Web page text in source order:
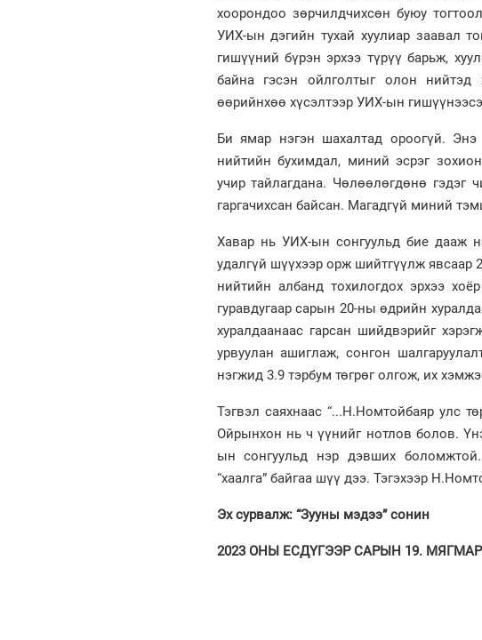
хоорондоо зөрчилдчихсөн буюу
УИХ-ын дэгийн тухай хуулиар заавал
гишүүний бүрэн эрхээ түрүү барьж,
байна гэсэн ойлголтыг олон
өөрийнхөө хүсэлтээр УИХ-ын
Би ямар нэгэн шахалтад ороогүй.
нийтийн бухимдал, миний эсрэг
учир тайлагдана. Чөлөөлөгдөнө гэдэг
гаргачихсан байсан. Магадгүй миний
Хавар нь УИХ-ын сонгуульд бие дааж
удалгүй шүүхээр орж шийтгүүлж явсаар
нийтийн албанд тохилогдох эрхээ
гуравдугаар сарын 20-ны өдрийн
хуралдаанаас гарсан шийдвэрийг
урвуулан ашиглаж, сонгон
нэгжид 3.9 тэрбум төгрөг олгож, их
Тэгвэл саяхнаас “...Н.Номтойбаяр улс
Ойрынхон нь ч үүнийг нотлов болов.
ын сонгуульд нэр дэвших
“хаалга” байгаа шүү дээ. Тэгэхээр
Эх сурвалж: “Зууны мэдээ” сонин
2023 ОНЫ ЕСДҮГЭЭР САРЫН 19. МЯГМАР